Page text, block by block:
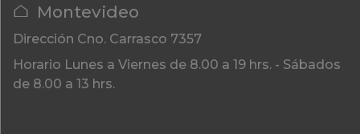
Montevideo
Dirección Cno. Carrasco 7357
Horario Lunes a Viernes de 8.00 a 19 hrs. - Sábados
de 8.00 a 13 hrs.